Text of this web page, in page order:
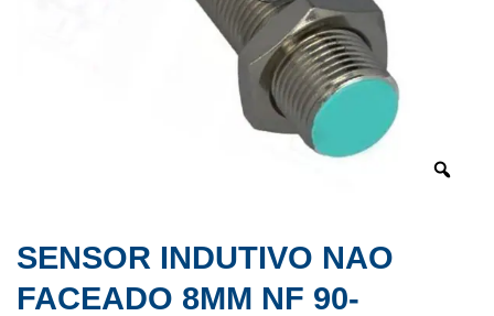
SENSOR INDUTIVO NAO
FACEADO 8MM NF 90-